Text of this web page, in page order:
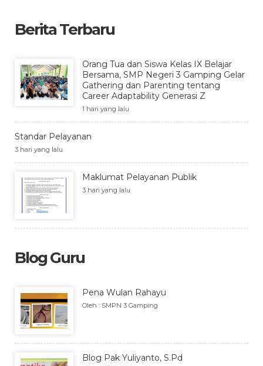
Berita Terbaru
Orang Tua dan Siswa Kelas IX Belajar
Bersama, SMP Negeri 3 Gamping Gelar
Gathering dan Parenting tentang
Career Adaptability Generasi Z
1 hari yang lalu
Standar Pelayanan
3 hari yang lalu
Maklumat Pelayanan Publik
3 hari yang lalu
Blog Guru
Pena Wulan Rahayu
Oleh : SMPN 3 Gamping
Blog Pak Yuliyanto, S.Pd